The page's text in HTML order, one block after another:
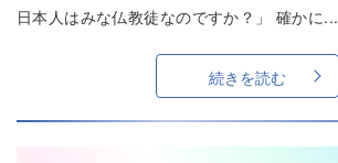
日本人はみな仏教徒なのですか？」 確かに...
続きを読む